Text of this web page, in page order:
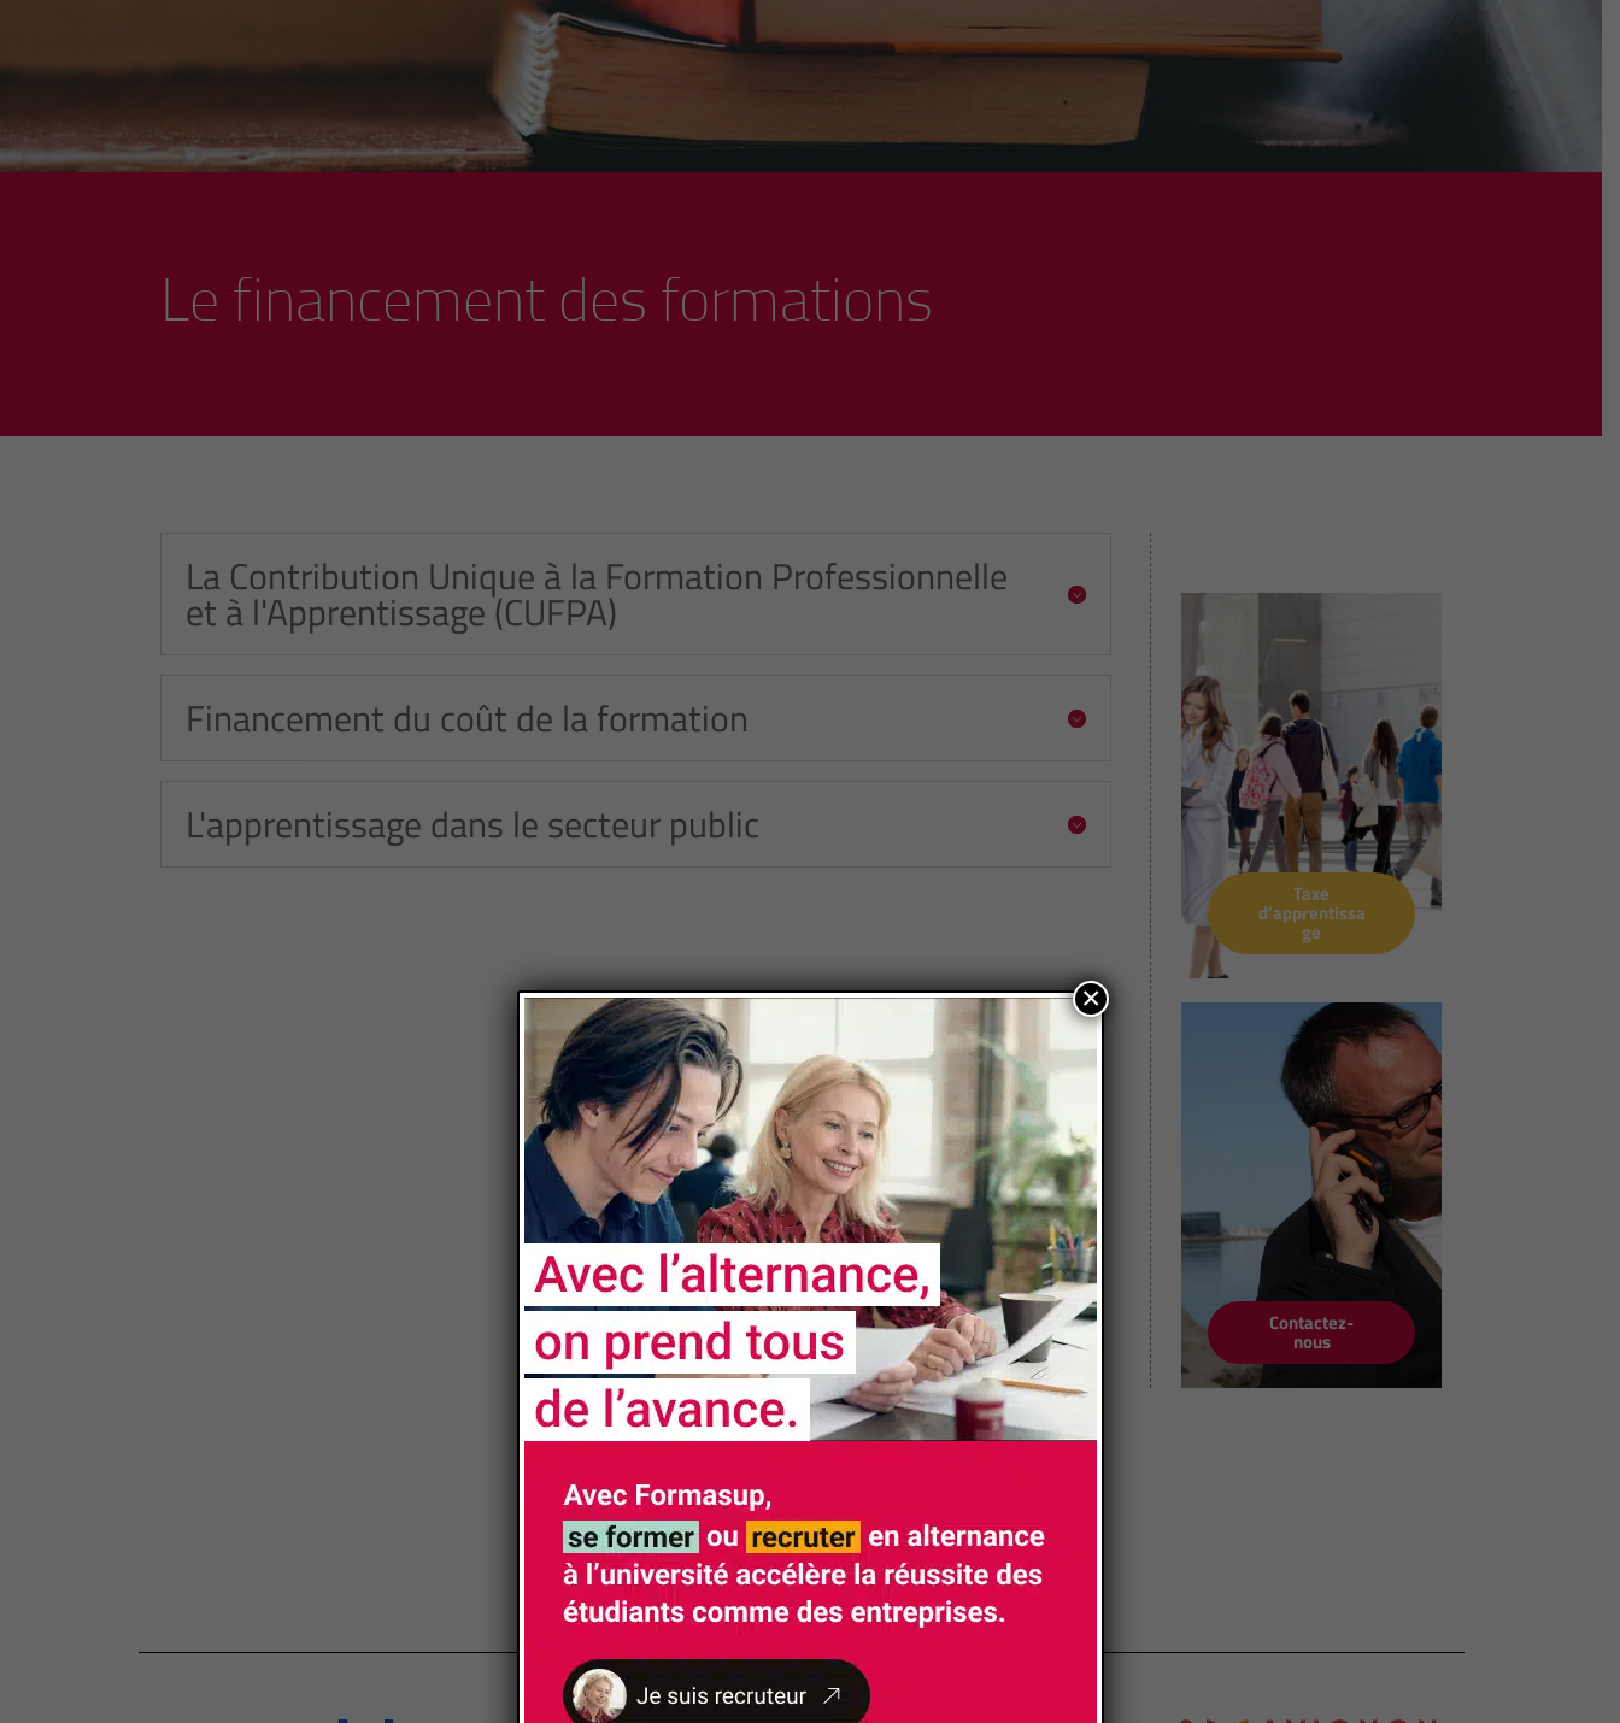
Le financement des formations
La Contribution Unique à la Formation Professionnelle
et à l'Apprentissage (CUFPA)
Financement du coût de la formation
L'apprentissage dans le secteur public
Taxe
d’apprentissa
ge
Contactez-
nous
NOSPARTENAIRES
×